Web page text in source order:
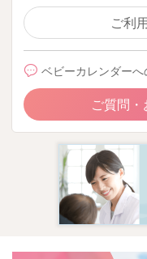
ご利
ベビーカレンダー
ご質問・